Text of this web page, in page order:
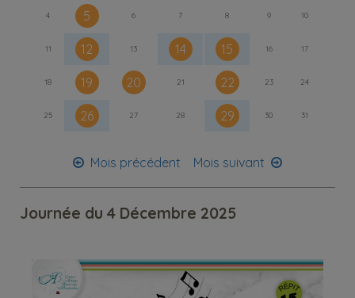
4 5 6 7 8 9 10
11 12 13 14 15 16 17
18 19 20 21 22 23 24
25 26 27 28 29 30 31
Mois précédent Mois suivant
Journée du 4 Décembre 2025